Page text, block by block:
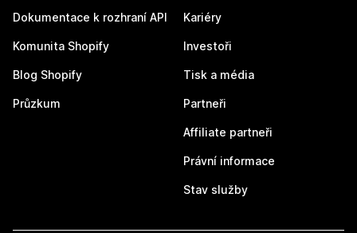
Dokumentace k rozhraní API
Komunita Shopify
Blog Shopify
Průzkum
Kariéry
Investoři
Tisk a média
Partneři
Affiliate partneři
Právní informace
Stav služby